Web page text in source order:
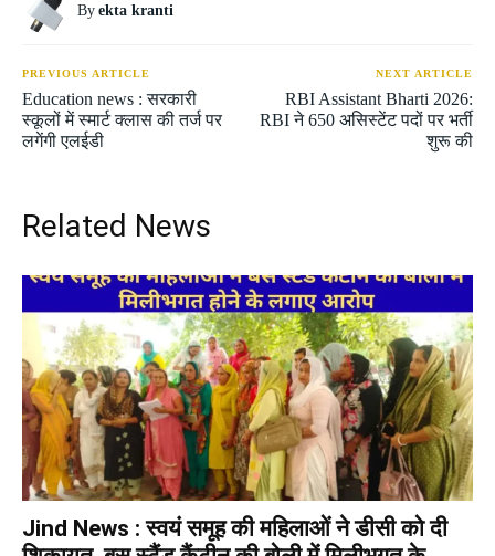
By ekta kranti
PREVIOUS ARTICLE
Education news : सरकारी
स्कूलों में स्मार्ट क्लास की तर्ज पर
लगेंगी एलईडी
NEXT ARTICLE
RBI Assistant Bharti 2026:
RBI ने 650 असिस्टेंट पदों पर भर्ती
शुरू की
Related News
Jind News : स्वयं समूह की महिलाओं ने डीसी को दी